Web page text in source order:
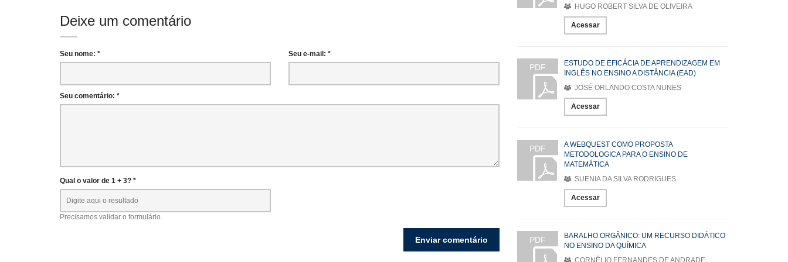
Deixe um comentário
Seu nome: * Seu e-mail: *
Seu comentário: *
Qual o valor de 1 + 3? *
Precisamos validar o formulário.
HUGO ROBERT SILVA DE OLIVEIRA
Acessar
PDF
ESTUDO DE EFICÁCIA DE APRENDIZAGEM EM
INGLÊS NO ENSINO A DISTÂNCIA (EAD)
JOSÉ ORLANDO COSTA NUNES
Acessar
PDF
A WEBQUEST COMO PROPOSTA
METODOLOGICA PARA O ENSINO DE
MATEMÁTICA
SUENIA DA SILVA RODRIGUES
Acessar
PDF
BARALHO ORGÂNICO: UM RECURSO DIDÁTICO
NO ENSINO DA QUÍMICA
CORNÉLIO FERNANDES DE ANDRADE